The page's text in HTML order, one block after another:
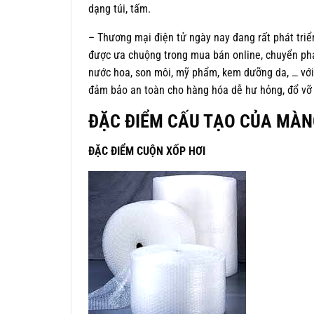
dạng túi, tấm.
– Thương mại điện tử ngày nay đang rất phát
được ưa chuộng trong mua bán online, chuyển
nước hoa, son môi, mỹ phẩm, kem dưỡng da, …
đảm bảo an toàn cho hàng hóa dễ hư hỏng, đổ vỡ
ĐẶC ĐIỂM CẤU TẠO CỦA
ĐẶC ĐIỂM CUỘN XỐP HƠI